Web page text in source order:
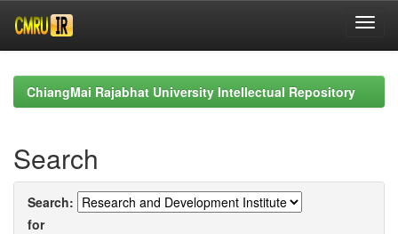
navigationChiangMai Rajabhat University Intellectual Repository
Search
Search:
for